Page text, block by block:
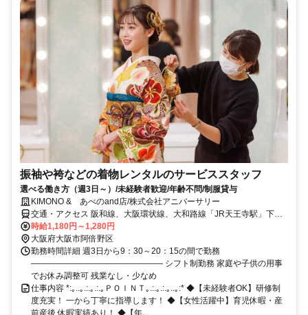
振袖や袴などの着物レンタルのサービススタッフ
選べる働き方（週3日～）/未経験者歓迎/年齢不問/制服貸与
KIMONO & あべのand店/株式会社アニバーサリー
交通・アクセス 阪和線、大阪環状線、大和路線「JR天王寺駅」下車
「ミオステーション1F中央口」より徒歩5分。 大阪メトロ御堂筋線
「天王寺駅」下車「西改札」より徒歩5分。 大阪メトロ谷町線「阿部
野駅」下車「北改札、1番出口」より徒歩3分。 阪堺電車「阿部野
駅」下車徒歩3分。
時給1,180円～1,280円
大阪府大阪市阿倍野区
勤務時間詳細 週3日から9：30～20：15の間で勤務
―――――――――――――――― シフト制勤務 家庭や子供の用事
でお休み調整可 残業なし・少なめ
仕事内容 *:｡..｡.:.｡.:.｡ＰＯＩＮＴ｡.:.｡.:.｡..｡:* ◆【未経験者OK】研修制
度充実！ 一から丁寧に指導します！ ◆【女性活躍中】育児休暇・産